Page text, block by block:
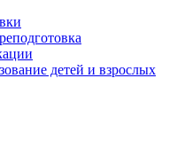
детей и взрослых